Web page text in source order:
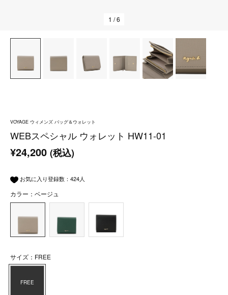
1 / 6
VOYAGE ウィメンズ バッグ＆ウォレット
WEBスペシャル ウォレット HW11-01
¥24,200 (税込)
お気に入り登録数： 424人
カラー：ベージュ
サイズ：FREE
FREE